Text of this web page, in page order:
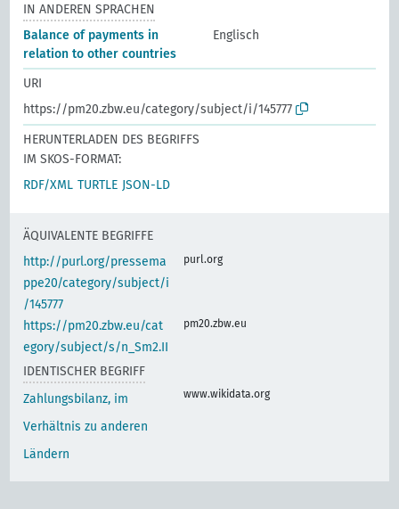
IN ANDEREN SPRACHEN
Balance of payments in
relation to other countries
Englisch
URI
https://pm20.zbw.eu/category/subject/i/145777
HERUNTERLADEN DES BEGRIFFS
IM SKOS-FORMAT:
RDF/XML TURTLE JSON-LD
ÄQUIVALENTE BEGRIFFE
http://purl.org/pressema
ppe20/category/subject/i
/145777
purl.org
https://pm20.zbw.eu/cat
egory/subject/s/n_Sm2.II
pm20.zbw.eu
IDENTISCHER BEGRIFF
Zahlungsbilanz, im
Verhältnis zu anderen
Ländern
www.wikidata.org